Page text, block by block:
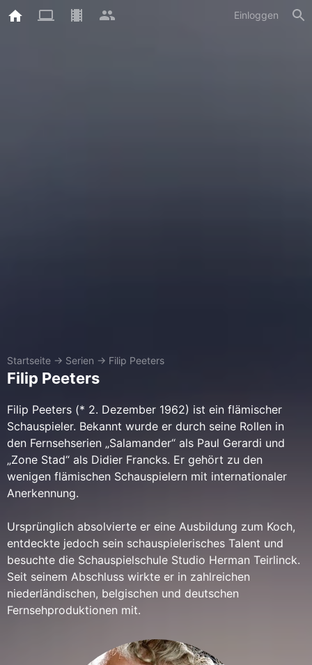
Einloggen
Startseite → Serien → Filip Peeters
Filip Peeters
Filip Peeters (* 2. Dezember 1962) ist ein flämischer
Schauspieler. Bekannt wurde er durch seine Rollen in
den Fernsehserien „Salamander“ als Paul Gerardi und
„Zone Stad“ als Didier Francks. Er gehört zu den
wenigen flämischen Schauspielern mit internationaler
Anerkennung.
Ursprünglich absolvierte er eine Ausbildung zum Koch,
entdeckte jedoch sein schauspielerisches Talent und
besuchte die Schauspielschule Studio Herman Teirlinck.
Seit seinem Abschluss wirkte er in zahlreichen
niederländischen, belgischen und deutschen
Fernsehproduktionen mit.